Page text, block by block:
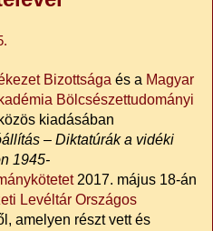
Bizottsága és a Magyar
Bölcsészettudományi
kiadásában
– Diktatúrák a vidéki
1945-
2017. május 18-án
Levéltár Országos
amelyen részt vett és